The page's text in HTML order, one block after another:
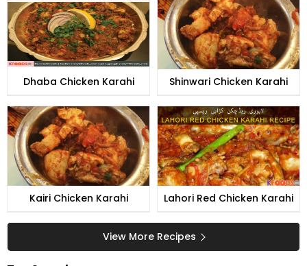
Dhaba Chicken Karahi Shinwari Chicken Karahi
Kairi Chicken Karahi Lahori Red Chicken Karahi
View More Recipes